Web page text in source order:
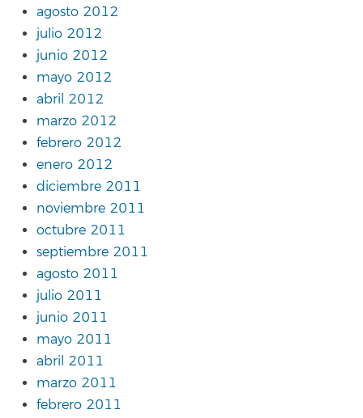
agosto 2012
julio 2012
junio 2012
mayo 2012
abril 2012
marzo 2012
febrero 2012
enero 2012
diciembre 2011
noviembre 2011
octubre 2011
septiembre 2011
agosto 2011
julio 2011
junio 2011
mayo 2011
abril 2011
marzo 2011
febrero 2011